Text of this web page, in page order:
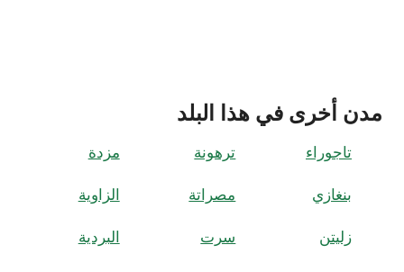
مدن أخرى في هذا البلد
تاجوراء ترهونة مزدة
بنغازي مصراتة الزاوية
زليتن سرت البردية